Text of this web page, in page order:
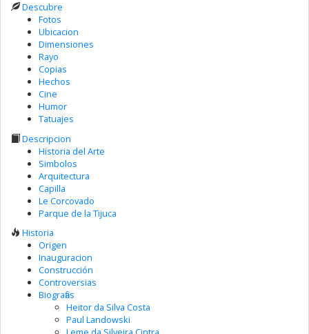
Descubre
Fotos
Ubicacion
Dimensiones
Rayo
Copias
Hechos
Cine
Humor
Tatuajes
Descripcion
Historia del Arte
Simbolos
Arquitectura
Capilla
Le Corcovado
Parque de la Tijuca
Historia
Origen
Inauguracion
Construcción
Controversias
Biografias
Heitor da Silva Costa
Paul Landowski